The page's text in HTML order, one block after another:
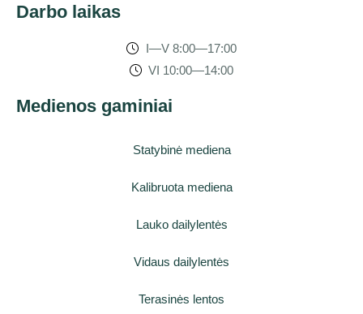
Darbo laikas
I—V 8:00—17:00
VI 10:00—14:00
Medienos gaminiai
Statybinė mediena
Kalibruota mediena
Lauko dailylentės
Vidaus dailylentės
Terasinės lentos